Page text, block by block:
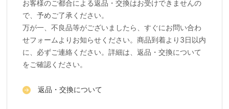
お客様のご都合による返品・交換はお受けできませんの
で、予めご了承ください。
万が一、不良品等がございましたら、すぐにお問い合わ
せフォームよりお知らせください。商品到着より3日以内
に、必ずご連絡ください。詳細は、返品・交換について
をご確認ください。
返品・交換について